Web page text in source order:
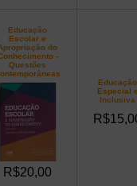
Educação
Escolar e
do
-
Questões
R$20,00
Educação
Especial
Inclusiva